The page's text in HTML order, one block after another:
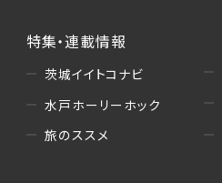
特集・連載情報
茨城イイトコナビ
水戸ホーリーホック
旅のススメ